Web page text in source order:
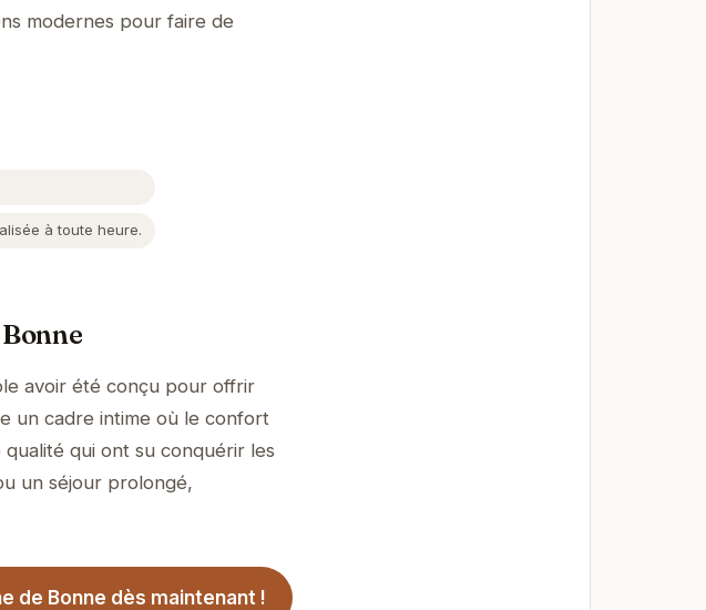
modernes pour faire de
à toute heure.
avoir été conçu pour offrir
un cadre intime où le confort
qui ont su conquérir les
un séjour prolongé,
de Bonne dès maintenant !